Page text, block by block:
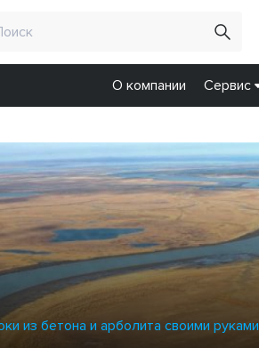
О компании Сервис
из бетона и арболита своими руками